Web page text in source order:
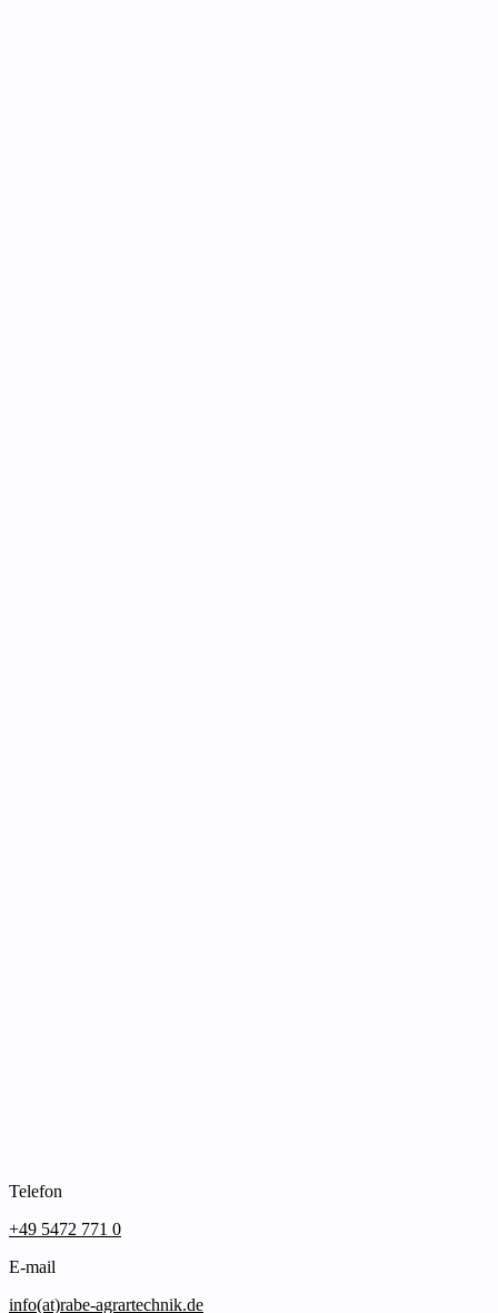
Telefon
+49 5472 771 0
E-mail
info(at)rabe-agrartechnik.de